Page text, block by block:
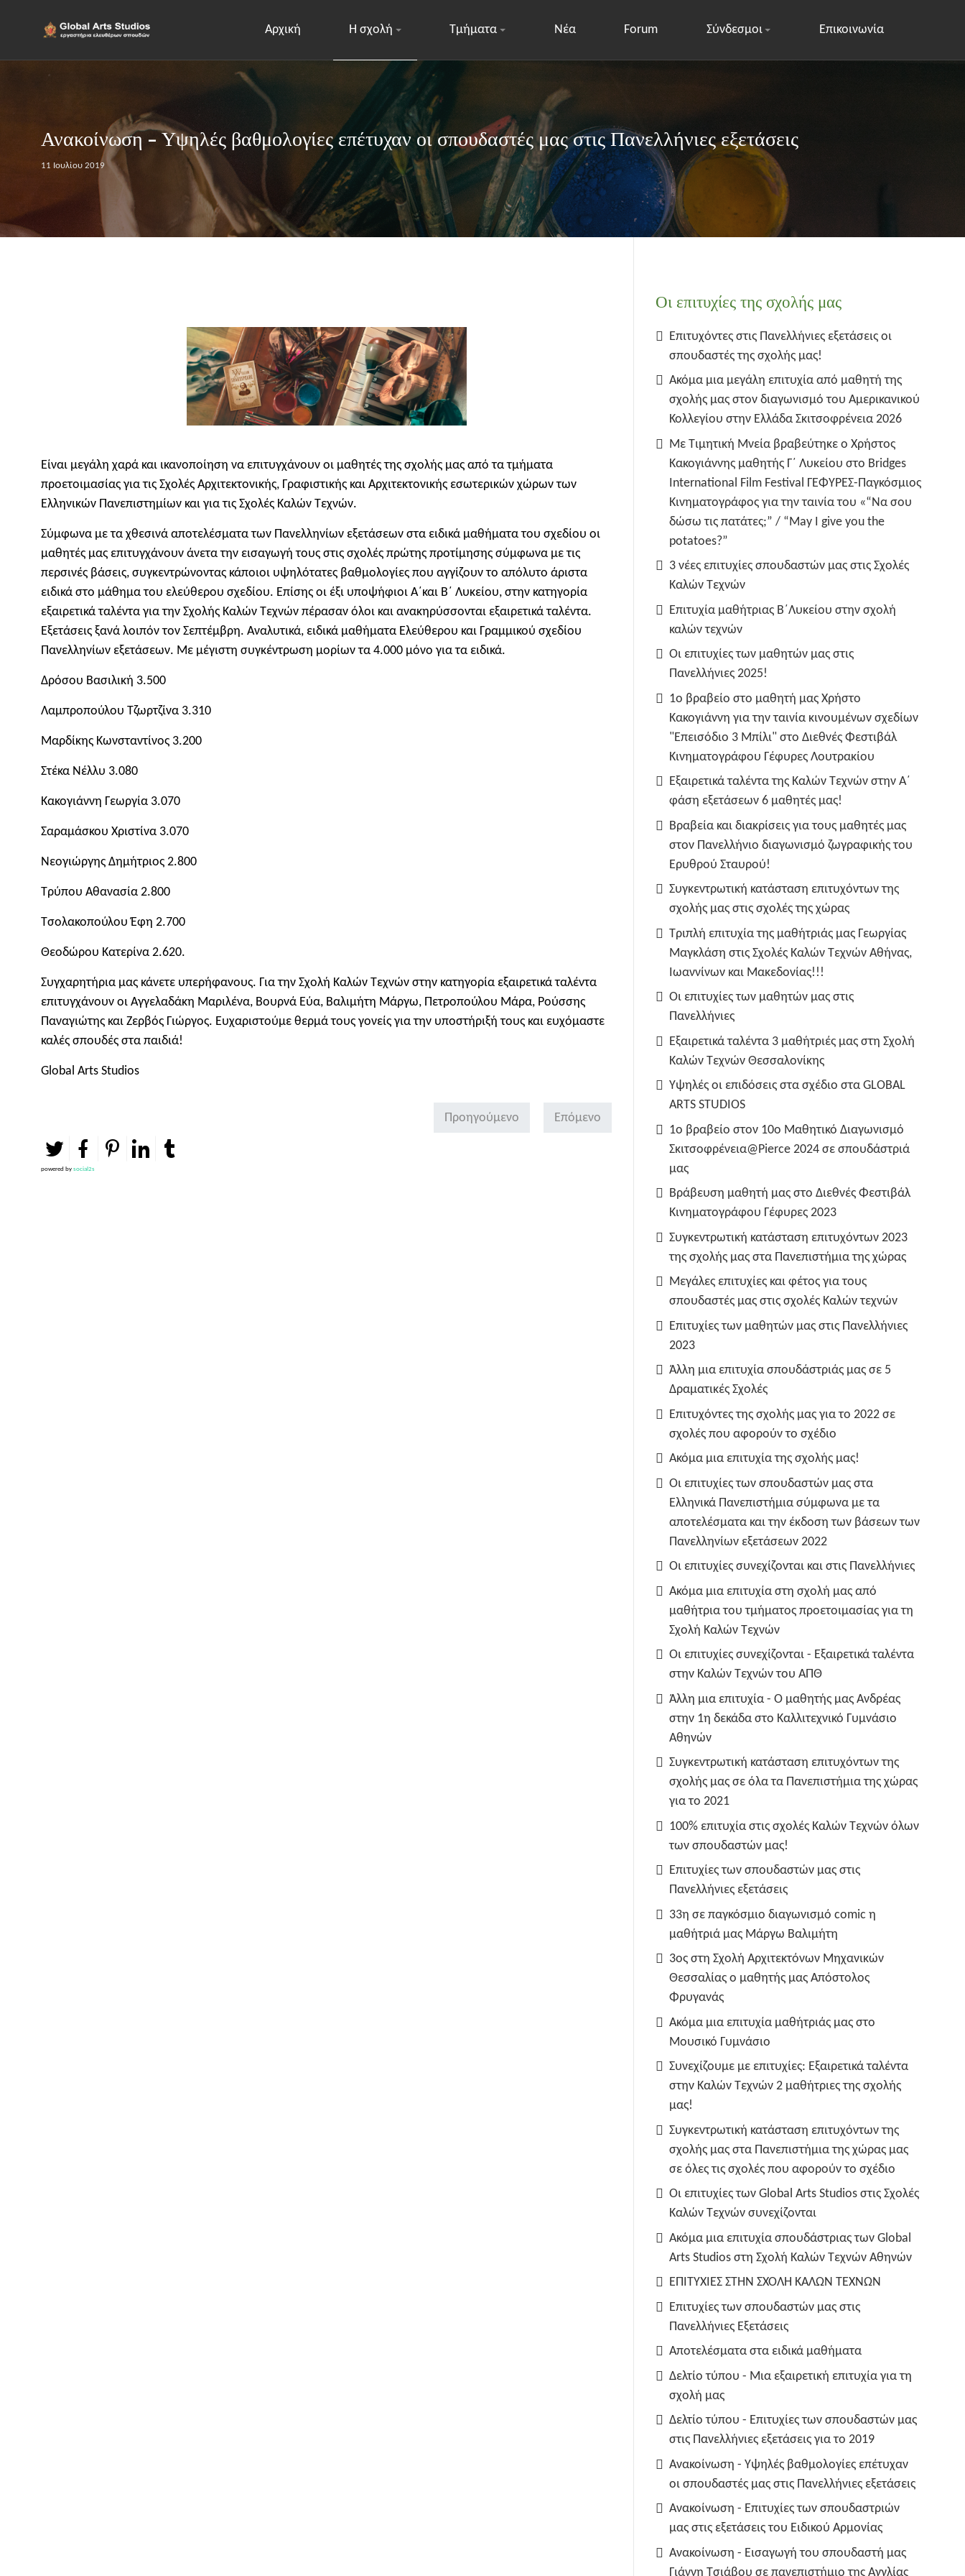
Αρχική Η σχολή Τμήματα Νέα Forum Σύνδεσμοι Επικοινωνία
Ανακοίνωση - Υψηλές βαθμολογίες επέτυχαν οι σπουδαστές μας στις Πανελλήνιες εξετάσεις
11 Ιουλίου 2019
Είναι μεγάλη χαρά και ικανοποίηση να επιτυγχάνουν οι μαθητές της σχολής μας από τα τμήματα
προετοιμασίας για τις Σχολές Αρχιτεκτονικής, Γραφιστικής και Αρχιτεκτονικής εσωτερικών χώρων των
Ελληνικών Πανεπιστημίων και για τις Σχολές Καλών Τεχνών.
Σύμφωνα με τα χθεσινά αποτελέσματα των Πανελληνίων εξετάσεων στα ειδικά μαθήματα του σχεδίου οι
μαθητές μας επιτυγχάνουν άνετα την εισαγωγή τους στις σχολές πρώτης προτίμησης σύμφωνα με τις
περσινές βάσεις, συγκεντρώνοντας κάποιοι υψηλότατες βαθμολογίες που αγγίζουν το απόλυτο άριστα
ειδικά στο μάθημα του ελεύθερου σχεδίου. Επίσης οι έξι υποψήφιοι Α΄και Β΄ Λυκείου, στην κατηγορία
εξαιρετικά ταλέντα για την Σχολής Καλών Τεχνών πέρασαν όλοι και ανακηρύσσονται εξαιρετικά ταλέντα.
Εξετάσεις ξανά λοιπόν τον Σεπτέμβρη. Αναλυτικά, ειδικά μαθήματα Ελεύθερου και Γραμμικού σχεδίου
Πανελληνίων εξετάσεων. Με μέγιστη συγκέντρωση μορίων τα 4.000 μόνο για τα ειδικά.
Δρόσου Βασιλική 3.500
Λαμπροπούλου Τζωρτζίνα 3.310
Μαρδίκης Κωνσταντίνος 3.200
Στέκα Νέλλυ 3.080
Κακογιάννη Γεωργία 3.070
Σαραμάσκου Χριστίνα 3.070
Νεογιώργης Δημήτριος 2.800
Τρύπου Αθανασία 2.800
Τσολακοπούλου Έφη 2.700
Θεοδώρου Κατερίνα 2.620.
Συγχαρητήρια μας κάνετε υπερήφανους. Για την Σχολή Καλών Τεχνών στην κατηγορία εξαιρετικά ταλέντα
επιτυγχάνουν οι Αγγελαδάκη Μαριλένα, Βουρνά Εύα, Βαλιμήτη Μάργω, Πετροπούλου Μάρα, Ρούσσης
Παναγιώτης και Ζερβός Γιώργος. Ευχαριστούμε θερμά τους γονείς για την υποστήριξή τους και ευχόμαστε
καλές σπουδές στα παιδιά!
Global Arts Studios
Προηγούμενο Επόμενο
powered by social2s
Οι επιτυχίες της σχολής μας
Επιτυχόντες στις Πανελλήνιες εξετάσεις οι
σπουδαστές της σχολής μας!
Ακόμα μια μεγάλη επιτυχία από μαθητή της
σχολής μας στον διαγωνισμό του Αμερικανικού
Κολλεγίου στην Ελλάδα Σκιτσοφρένεια 2026
Με Τιμητική Μνεία βραβεύτηκε ο Χρήστος
Κακογιάννης μαθητής Γ΄ Λυκείου στο Bridges
International Film Festival ΓΕΦΥΡΕΣ-Παγκόσμιος
Κινηματογράφος για την ταινία του «“Να σου
δώσω τις πατάτες;” / “May I give you the
potatoes?”
3 νέες επιτυχίες σπουδαστών μας στις Σχολές
Καλών Τεχνών
Επιτυχία μαθήτριας Β΄Λυκείου στην σχολή
καλών τεχνών
Οι επιτυχίες των μαθητών μας στις
Πανελλήνιες 2025!
1ο βραβείο στο μαθητή μας Χρήστο
Κακογιάννη για την ταινία κινουμένων σχεδίων
"Επεισόδιο 3 Μπίλι" στο Διεθνές Φεστιβάλ
Κινηματογράφου Γέφυρες Λουτρακίου
Εξαιρετικά ταλέντα της Καλών Τεχνών στην Α΄
φάση εξετάσεων 6 μαθητές μας!
Βραβεία και διακρίσεις για τους μαθητές μας
στον Πανελλήνιο διαγωνισμό ζωγραφικής του
Ερυθρού Σταυρού!
Συγκεντρωτική κατάσταση επιτυχόντων της
σχολής μας στις σχολές της χώρας
Τριπλή επιτυχία της μαθήτριάς μας Γεωργίας
Μαγκλάση στις Σχολές Καλών Τεχνών Αθήνας,
Ιωαννίνων και Μακεδονίας!!!
Οι επιτυχίες των μαθητών μας στις
Πανελλήνιες
Εξαιρετικά ταλέντα 3 μαθήτριές μας στη Σχολή
Καλών Τεχνών Θεσσαλονίκης
Υψηλές οι επιδόσεις στα σχέδιο στα GLOBAL
ARTS STUDIOS
1ο βραβείο στον 10ο Μαθητικό Διαγωνισμό
Σκιτσοφρένεια@Pierce 2024 σε σπουδάστριά
μας
Βράβευση μαθητή μας στο Διεθνές Φεστιβάλ
Κινηματογράφου Γέφυρες 2023
Συγκεντρωτική κατάσταση επιτυχόντων 2023
της σχολής μας στα Πανεπιστήμια της χώρας
Μεγάλες επιτυχίες και φέτος για τους
σπουδαστές μας στις σχολές Καλών τεχνών
Επιτυχίες των μαθητών μας στις Πανελλήνιες
2023
Άλλη μια επιτυχία σπουδάστριάς μας σε 5
Δραματικές Σχολές
Επιτυχόντες της σχολής μας για το 2022 σε
σχολές που αφορούν το σχέδιο
Ακόμα μια επιτυχία της σχολής μας!
Οι επιτυχίες των σπουδαστών μας στα
Ελληνικά Πανεπιστήμια σύμφωνα με τα
αποτελέσματα και την έκδοση των βάσεων των
Πανελληνίων εξετάσεων 2022
Οι επιτυχίες συνεχίζονται και στις Πανελλήνιες
Ακόμα μια επιτυχία στη σχολή μας από
μαθήτρια του τμήματος προετοιμασίας για τη
Σχολή Καλών Τεχνών
Οι επιτυχίες συνεχίζονται - Εξαιρετικά ταλέντα
στην Καλών Τεχνών του ΑΠΘ
Άλλη μια επιτυχία - Ο μαθητής μας Ανδρέας
στην 1η δεκάδα στο Καλλιτεχνικό Γυμνάσιο
Αθηνών
Συγκεντρωτική κατάσταση επιτυχόντων της
σχολής μας σε όλα τα Πανεπιστήμια της χώρας
για το 2021
100% επιτυχία στις σχολές Καλών Τεχνών όλων
των σπουδαστών μας!
Επιτυχίες των σπουδαστών μας στις
Πανελλήνιες εξετάσεις
33η σε παγκόσμιο διαγωνισμό comic η
μαθήτριά μας Μάργω Βαλιμήτη
3ος στη Σχολή Αρχιτεκτόνων Μηχανικών
Θεσσαλίας ο μαθητής μας Απόστολος
Φρυγανάς
Ακόμα μια επιτυχία μαθήτριάς μας στο
Μουσικό Γυμνάσιο
Συνεχίζουμε με επιτυχίες: Εξαιρετικά ταλέντα
στην Καλών Τεχνών 2 μαθήτριες της σχολής
μας!
Συγκεντρωτική κατάσταση επιτυχόντων της
σχολής μας στα Πανεπιστήμια της χώρας μας
σε όλες τις σχολές που αφορούν το σχέδιο
Οι επιτυχίες των Global Arts Studios στις Σχολές
Καλών Τεχνών συνεχίζονται
Ακόμα μια επιτυχία σπουδάστριας των Global
Arts Studios στη Σχολή Καλών Τεχνών Αθηνών
ΕΠΙΤΥΧΙΕΣ ΣΤΗΝ ΣΧΟΛΗ ΚΑΛΩΝ ΤΕΧΝΩΝ
Επιτυχίες των σπουδαστών μας στις
Πανελλήνιες Εξετάσεις
Αποτελέσματα στα ειδικά μαθήματα
Δελτίο τύπου - Μια εξαιρετική επιτυχία για τη
σχολή μας
Δελτίο τύπου - Επιτυχίες των σπουδαστών μας
στις Πανελλήνιες εξετάσεις για το 2019
Ανακοίνωση - Υψηλές βαθμολογίες επέτυχαν
οι σπουδαστές μας στις Πανελλήνιες εξετάσεις
Ανακοίνωση - Επιτυχίες των σπουδαστριών
μας στις εξετάσεις του Ειδικού Αρμονίας
Ανακοίνωση - Εισαγωγή του σπουδαστή μας
Γιάννη Τσιάβου σε πανεπιστήμιο της Αγγλίας